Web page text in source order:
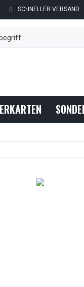
SCHNELLER VERSAND